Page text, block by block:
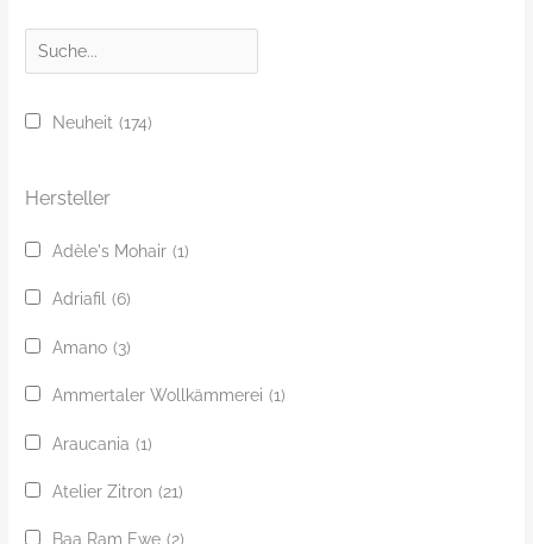
u
Neuheit (174)
Hersteller
Adèle's Mohair (1)
Adriafil (6)
Amano (3)
Ammertaler Wollkämmerei (1)
Araucania (1)
Atelier Zitron (21)
Baa Ram Ewe (2)